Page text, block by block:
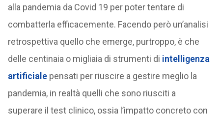
alla pandemia da Covid 19 per poter tentare di
combatterla efficacemente. Facendo però un’analisi
retrospettiva quello che emerge, purtroppo, è che
delle centinaia o migliaia di strumenti di intelligenza
artificialepensati per riuscire a gestire meglio la
pandemia, in realtà quelli che sono riusciti a
superare il test clinico, ossia l’impatto concreto con